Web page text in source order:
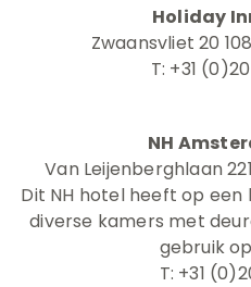
Holiday
Zwaansvliet 20
T: +31
NH
Van Leijenberghlaan
Dit NH hotel heeft op
diverse kamers met
gebruik
T: +31